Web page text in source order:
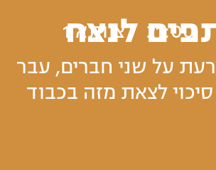
לנצח
על שני חברים, עבר
לצאת מזה בכבוד
21:00 צוותא 1